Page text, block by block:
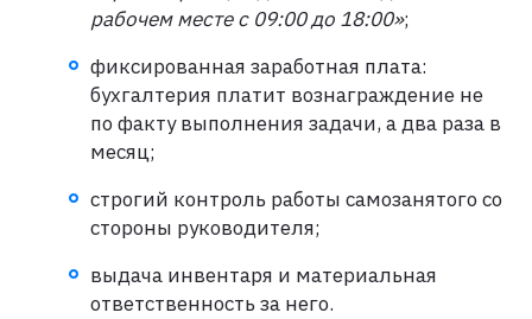
рабочем месте с 09:00 до 18:00»;
фиксированная заработная плата:
бухгалтерия платит вознаграждение не
по факту выполнения задачи, а два раза в
месяц;
строгий контроль работы самозанятого со
стороны руководителя;
выдача инвентаря и материальная
ответственность за него.